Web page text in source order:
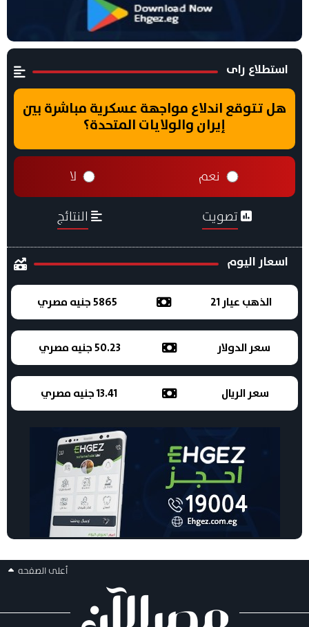
استطلاع راى
هل تتوقع اندلاع مواجهة عسكرية مباشرة بين
إيران والولايات المتحدة؟
نعم لا
تصويت النتائج
اسعار اليوم
الذهب عيار 21 5865 جنيه مصري
سعر الدولار 50.23 جنيه مصري
سعر الريال 13.41 جنيه مصري
أعلى الصفحه